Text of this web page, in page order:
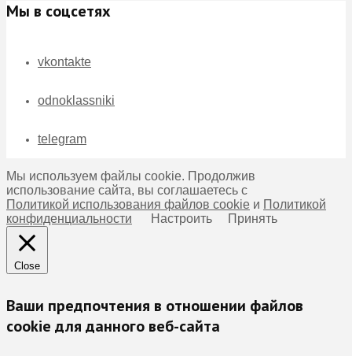
Мы в соцсетях
vkontakte
odnoklassniki
telegram
Мы используем файлы cookie. Продолжив
использование сайта, вы соглашаетесь с
Политикой использования файлов cookie и Политикой
конфиденциальности
Настроить Принять
Close
Ваши предпочтения в отношении файлов
cookie для данного веб-сайта